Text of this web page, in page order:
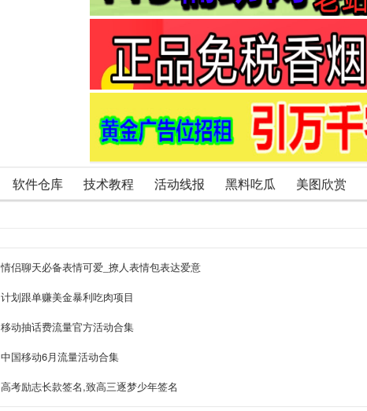
软件仓库 技术教程 活动线报 黑料吃瓜 美图欣赏
情侣聊天必备表情可爱_撩人表情包表达爱意
计划跟单赚美金暴利吃肉项目
移动抽话费流量官方活动合集
中国移动6月流量活动合集
高考励志长款签名,致高三逐梦少年签名